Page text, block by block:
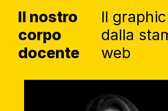
Il nostro
corpo
docente
Il
dalla
web